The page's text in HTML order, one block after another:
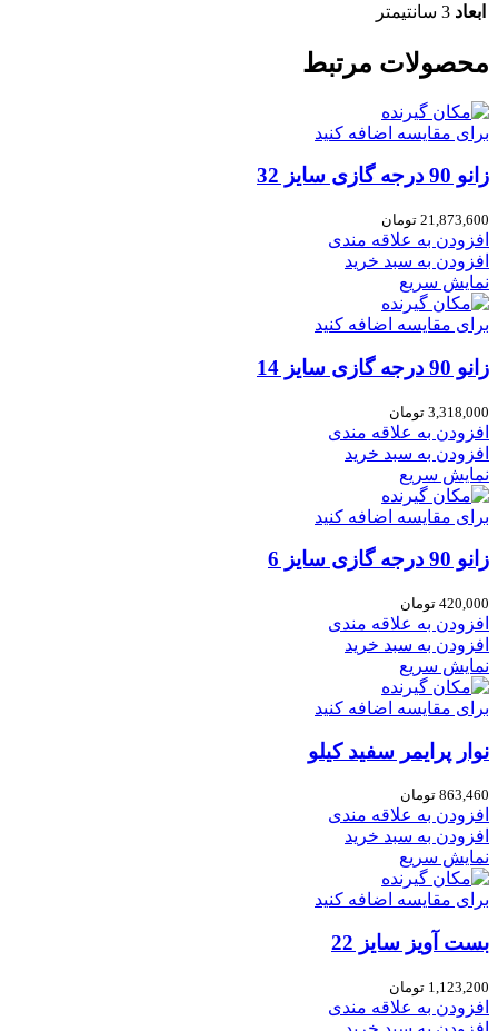
ابعاد 3 سانتیمتر
محصولات مرتبط
برای مقایسه اضافه کنید
زانو 90 درجه گازی سایز 32
21,873,600 تومان
افزودن به علاقه مندی
افزودن به سبد خرید
نمایش سریع
برای مقایسه اضافه کنید
زانو 90 درجه گازی سایز 14
3,318,000 تومان
افزودن به علاقه مندی
افزودن به سبد خرید
نمایش سریع
برای مقایسه اضافه کنید
زانو 90 درجه گازی سایز 6
420,000 تومان
افزودن به علاقه مندی
افزودن به سبد خرید
نمایش سریع
برای مقایسه اضافه کنید
نوار پرایمر سفید کیلو
863,460 تومان
افزودن به علاقه مندی
افزودن به سبد خرید
نمایش سریع
برای مقایسه اضافه کنید
بست آویز سایز 22
1,123,200 تومان
افزودن به علاقه مندی